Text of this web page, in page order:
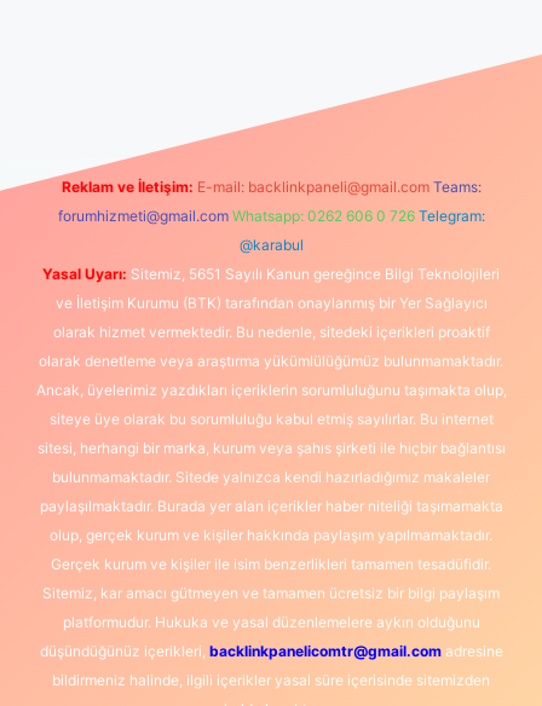
Reklam ve İletişim: E-mail: backlinkpaneli@gmail.com Teams:
forumhizmeti@gmail.com Whatsapp: 0262 606 0 726 Telegram:
@karabul
Yasal Uyarı: Sitemiz, 5651 Sayılı Kanun gereğince Bilgi Teknolojileri
ve İletişim Kurumu (BTK) tarafından onaylanmış bir Yer Sağlayıcı
olarak hizmet vermektedir. Bu nedenle, sitedeki içerikleri proaktif
olarak denetleme veya araştırma yükümlülüğümüz bulunmamaktadır.
Ancak, üyelerimiz yazdıkları içeriklerin sorumluluğunu taşımakta olup,
siteye üye olarak bu sorumluluğu kabul etmiş sayılırlar. Bu internet
sitesi, herhangi bir marka, kurum veya şahıs şirketi ile hiçbir bağlantısı
bulunmamaktadır. Sitede yalnızca kendi hazırladığımız makaleler
paylaşılmaktadır. Burada yer alan içerikler haber niteliği taşımamakta
olup, gerçek kurum ve kişiler hakkında paylaşım yapılmamaktadır.
Gerçek kurum ve kişiler ile isim benzerlikleri tamamen tesadüfidir.
Sitemiz, kar amacı gütmeyen ve tamamen ücretsiz bir bilgi paylaşım
platformudur. Hukuka ve yasal düzenlemelere aykırı olduğunu
düşündüğünüz içerikleri, backlinkpanelicomtr@gmail.comadresine
bildirmeniz halinde, ilgili içerikler yasal süre içerisinde sitemizden